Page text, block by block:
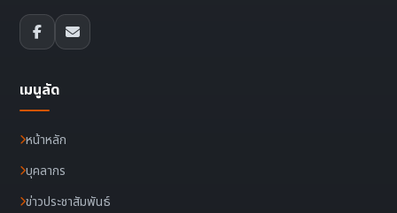
เมนูลัด
หน้าหลัก
บุคลากร
ข่าวประชาสัมพันธ์